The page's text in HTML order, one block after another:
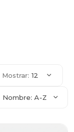
Mostrar: 12
Nombre: A-Z